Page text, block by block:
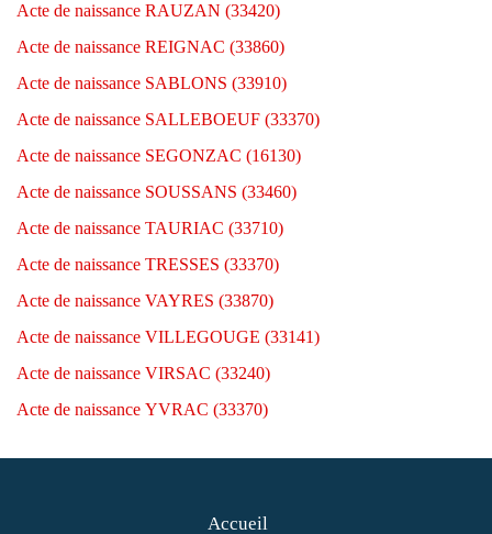
Acte de naissance RAUZAN (33420)
Acte de naissance REIGNAC (33860)
Acte de naissance SABLONS (33910)
Acte de naissance SALLEBOEUF (33370)
Acte de naissance SEGONZAC (16130)
Acte de naissance SOUSSANS (33460)
Acte de naissance TAURIAC (33710)
Acte de naissance TRESSES (33370)
Acte de naissance VAYRES (33870)
Acte de naissance VILLEGOUGE (33141)
Acte de naissance VIRSAC (33240)
Acte de naissance YVRAC (33370)
Accueil